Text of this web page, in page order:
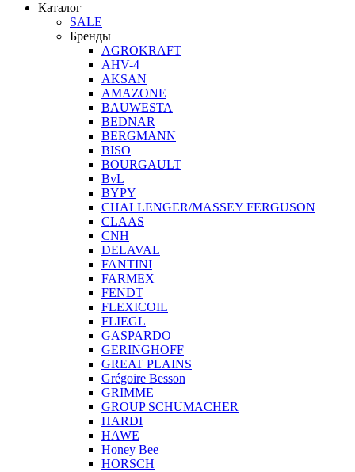
Каталог
SALE
Бренды
AGROKRAFT
AHV-4
AKSAN
AMAZONE
BAUWESTA
BEDNAR
BERGMANN
BISO
BOURGAULT
BvL
BYPY
CHALLENGER/MASSEY FERGUSON
CLAAS
CNH
DELAVAL
FANTINI
FARMEX
FENDT
FLEXICOIL
FLIEGL
GASPARDO
GERINGHOFF
GREAT PLAINS
Grégoire Besson
GRIMME
GROUP SCHUMACHER
HARDI
HAWE
Honey Bee
HORSCH